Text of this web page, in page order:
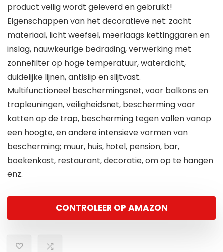
product veilig wordt geleverd en gebruikt!
Eigenschappen van het decoratieve net: zacht
materiaal, licht weefsel, meerlaags kettinggaren en
inslag, nauwkeurige bedrading, verwerking met
zonnefilter op hoge temperatuur, waterdicht,
duidelijke lijnen, antislip en slijtvast.
Multifunctioneel beschermingsnet, voor balkons en
trapleuningen, veiligheidsnet, bescherming voor
katten op de trap, bescherming tegen vallen vanop
een hoogte, en andere intensieve vormen van
bescherming; muur, huis, hotel, pension, bar,
boekenkast, restaurant, decoratie, om op te hangen
enz.
CONTROLEER OP AMAZON